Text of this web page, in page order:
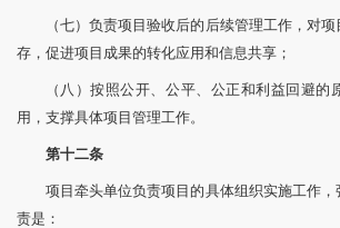
（七）负责项目验收后的后续管理工作，对
存，促进项目成果的转化应用和信息共享；
（八）按照公开、公平、公正和利益回避的
用，支撑具体项目管理工作。
第十二条
项目牵头单位负责项目的具体组织实施工作
责是：